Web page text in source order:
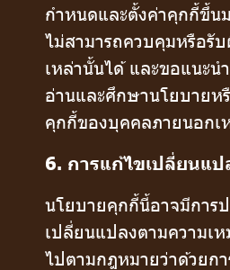
กำหนดและตั้งค่าคุกกี้ขึ้น
ไม่สามารถควบคุมหรือรั
เหล่านั้นได้ และขอแนะน
อ่านและศึกษานโยบายห
คุกกี้ของบุคคลภายนอกเ
6. การแก้ไขเปลี่ยนแ
นโยบายคุกกี้นี้อาจมีการ
เปลี่ยนแปลงตามความเ
ไปตามกฎหมายว่าด้วยก